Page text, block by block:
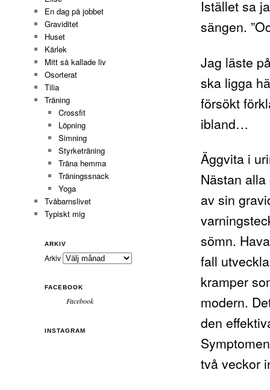
Istället sa
sängen.
Jag läste
ska ligga
försökt
ibland…
Äggvita i
Nästan
av sin
sömn.
fall
kramper
modern.
den
två veckor
En dag på jobbet
Graviditet
Huset
Kärlek
Mitt så kallade liv
Osorterat
Tilia
Träning
Crossfit
Löpning
Simning
Styrketräning
Träna hemma
Träningssnack
Yoga
Tvåbarnslivet
Typiskt mig
ARKIV
Arkiv
FACEBOOK
Facebook
INSTAGRAM